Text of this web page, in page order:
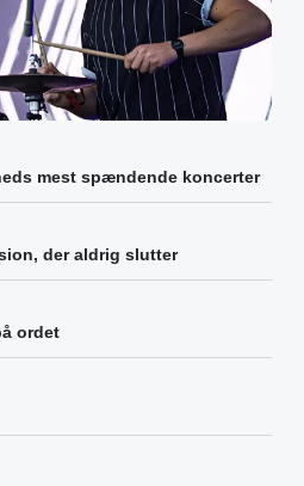
mest spændende koncerter
der aldrig slutter
ordet